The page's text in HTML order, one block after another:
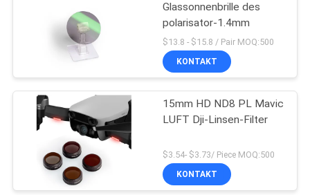
SITEMAP
PRIVACY
POLICY
MCUV-Filter
13
Glassonnenbrille des
polarisator-1.4mm
$13.8 - $15.8 / Pair MOQ:500
KONTAKT
15mm HD ND8 PL Mavic
LUFT Dji-Linsen-Filter
$3.54- $3.73/ Piece MOQ:500
KONTAKT